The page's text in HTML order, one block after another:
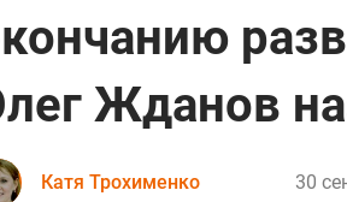
Жданов
Катя Трохименко 30